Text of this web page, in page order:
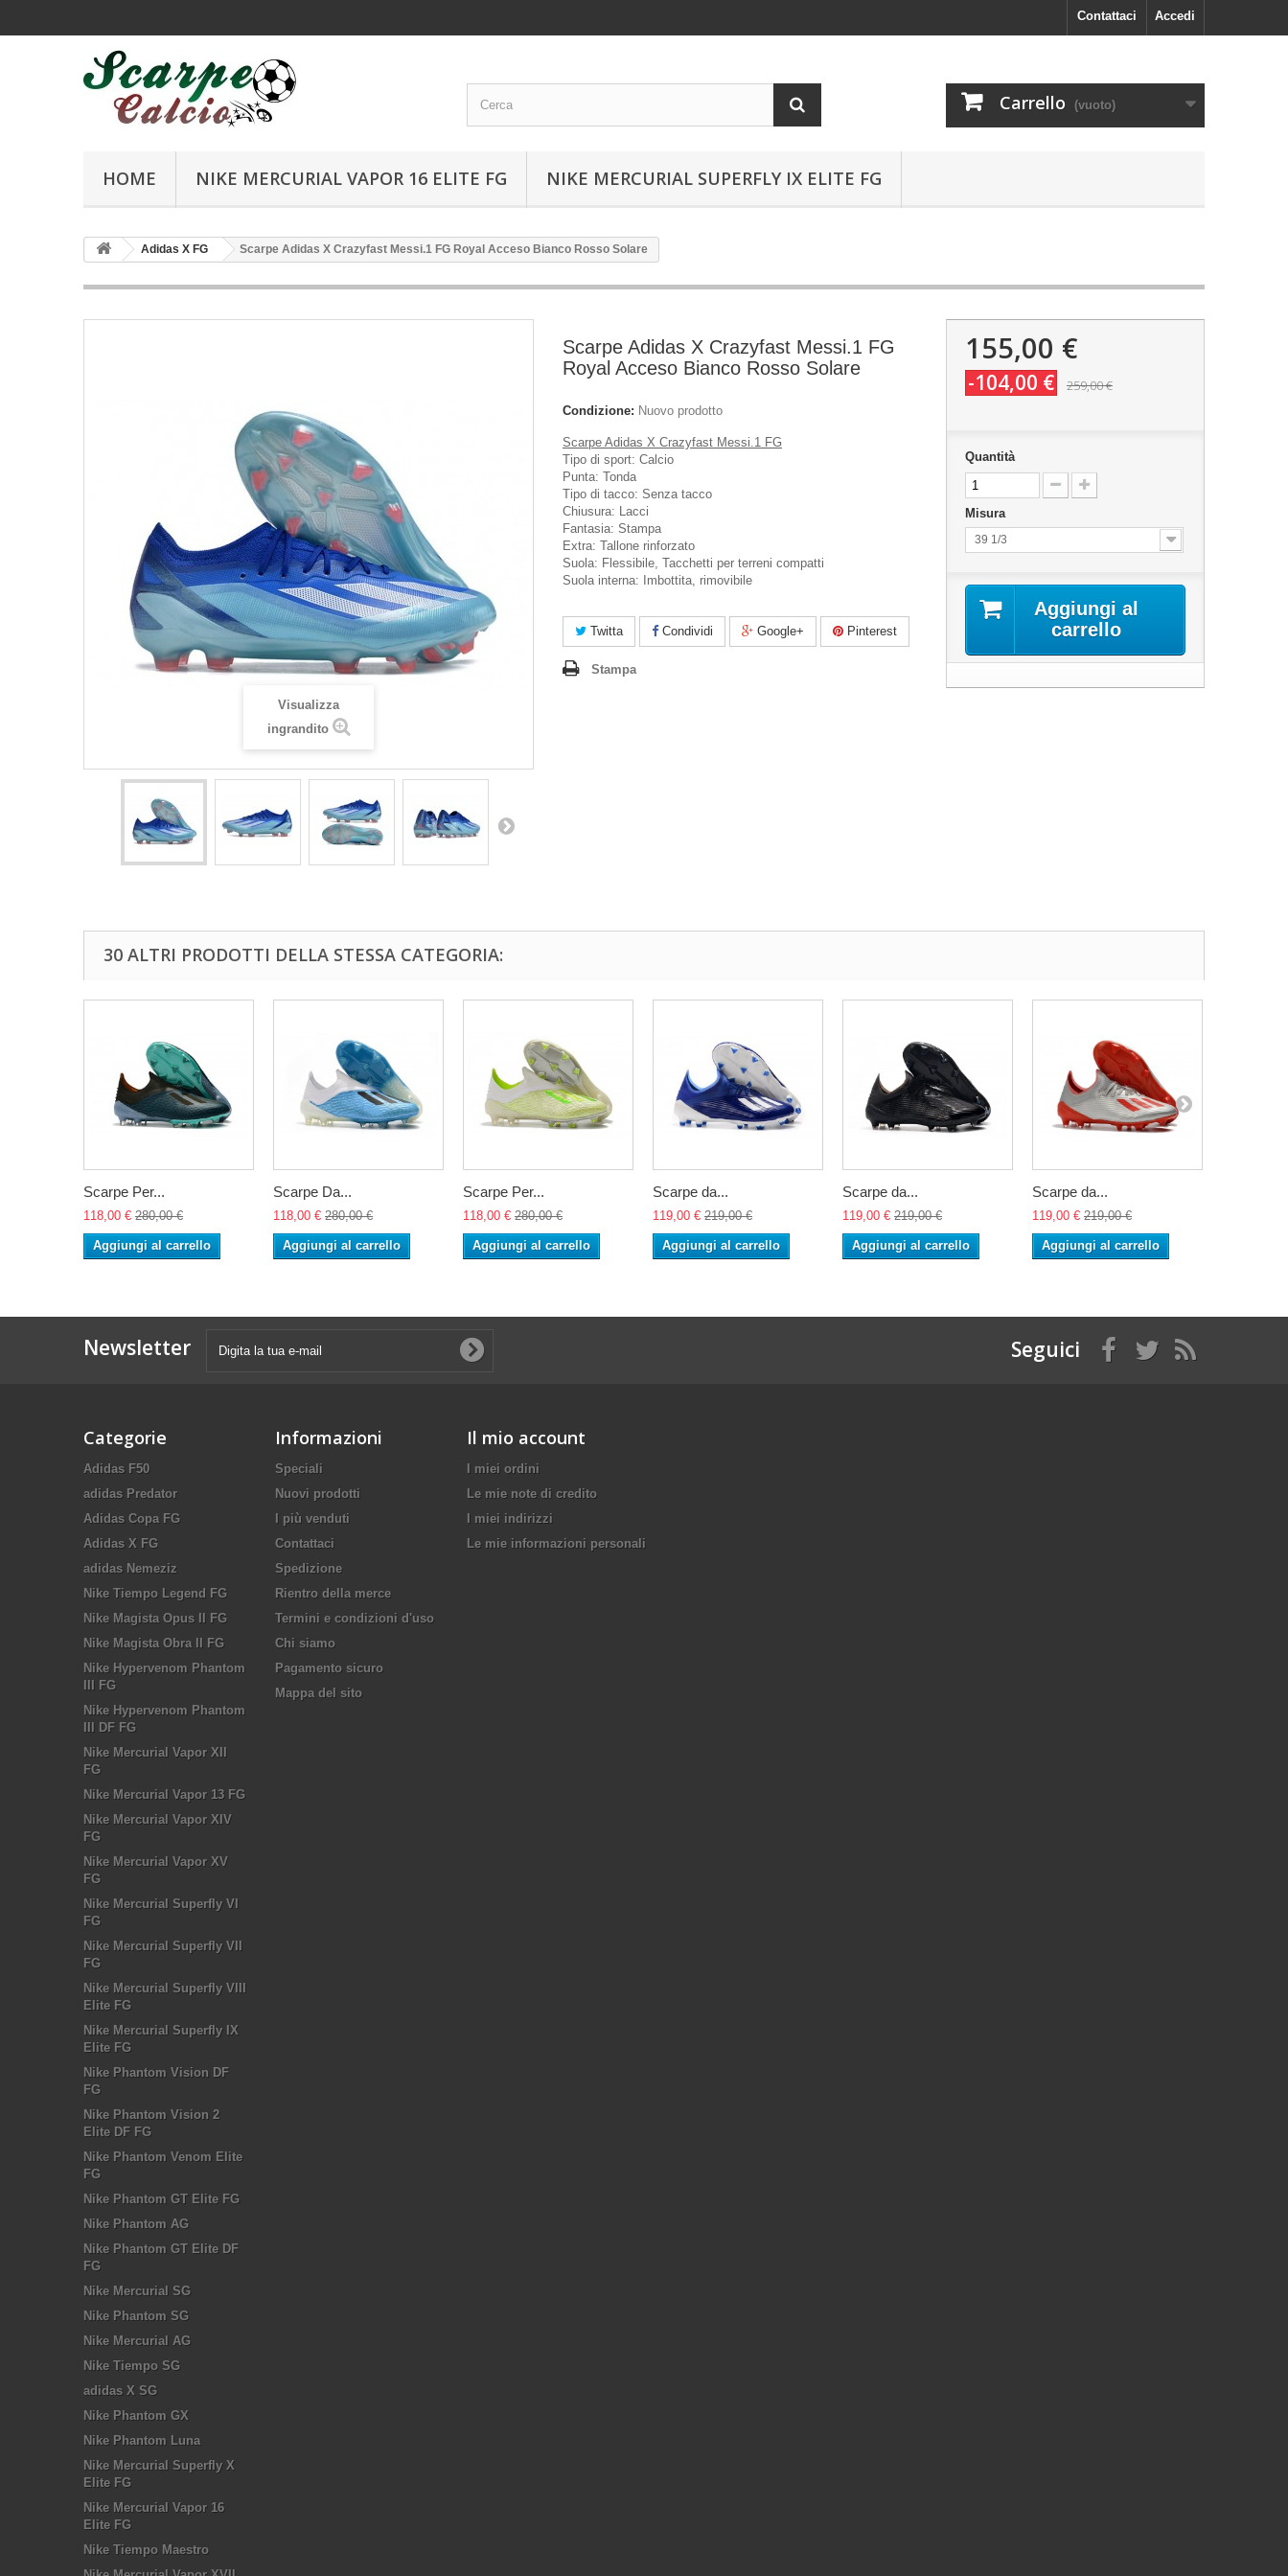
Accedi
Contattaci
Carrello (vuoto)
HOME NIKE MERCURIAL VAPOR 16 ELITE FG NIKE MERCURIAL SUPERFLY IX ELITE FG
Adidas X FG Scarpe Adidas X Crazyfast Messi.1 FG Royal Acceso Bianco Rosso Solare
Visualizza
ingrandito
Scarpe Adidas X Crazyfast Messi.1 FG
Royal Acceso Bianco Rosso Solare
Condizione: Nuovo prodotto
Scarpe Adidas X Crazyfast Messi.1 FG
Tipo di sport: Calcio
Punta: Tonda
Tipo di tacco: Senza tacco
Chiusura: Lacci
Fantasia: Stampa
Extra: Tallone rinforzato
Suola: Flessibile, Tacchetti per terreni compatti
Suola interna: Imbottita, rimovibile
Twitta Condividi Google+ Pinterest
Stampa
155,00 €
-104,00 € 259,00 €
Quantità
Misura
39 1/3
Aggiungi al
carrello
30 ALTRI PRODOTTI DELLA STESSA CATEGORIA:
Scarpe Per...
118,00 € 280,00 €
Aggiungi al carrello
Scarpe Da...
118,00 € 280,00 €
Aggiungi al carrello
Scarpe Per...
118,00 € 280,00 €
Aggiungi al carrello
Scarpe da...
119,00 € 219,00 €
Aggiungi al carrello
Scarpe da...
119,00 € 219,00 €
Aggiungi al carrello
Scarpe da...
119,00 € 219,00 €
Aggiungi al carrello
Newsletter Seguici
Categorie
Adidas F50
adidas Predator
Adidas Copa FG
Adidas X FG
adidas Nemeziz
Nike Tiempo Legend FG
Nike Magista Opus II FG
Nike Magista Obra II FG
Nike Hypervenom Phantom
III FG
Nike Hypervenom Phantom
III DF FG
Nike Mercurial Vapor XII
FG
Nike Mercurial Vapor 13 FG
Nike Mercurial Vapor XIV
FG
Nike Mercurial Vapor XV
FG
Nike Mercurial Superfly VI
FG
Nike Mercurial Superfly VII
FG
Nike Mercurial Superfly VIII
Elite FG
Nike Mercurial Superfly IX
Elite FG
Nike Phantom Vision DF
FG
Nike Phantom Vision 2
Elite DF FG
Nike Phantom Venom Elite
FG
Nike Phantom GT Elite FG
Nike Phantom AG
Nike Phantom GT Elite DF
FG
Nike Mercurial SG
Nike Phantom SG
Nike Mercurial AG
Nike Tiempo SG
adidas X SG
Nike Phantom GX
Nike Phantom Luna
Nike Mercurial Superfly X
Elite FG
Nike Mercurial Vapor 16
Elite FG
Nike Tiempo Maestro
Informazioni
Speciali
Nuovi prodotti
I più venduti
Contattaci
Spedizione
Rientro della merce
Termini e condizioni d'uso
Chi siamo
Pagamento sicuro
Mappa del sito
Il mio account
I miei ordini
Le mie note di credito
I miei indirizzi
Le mie informazioni personali